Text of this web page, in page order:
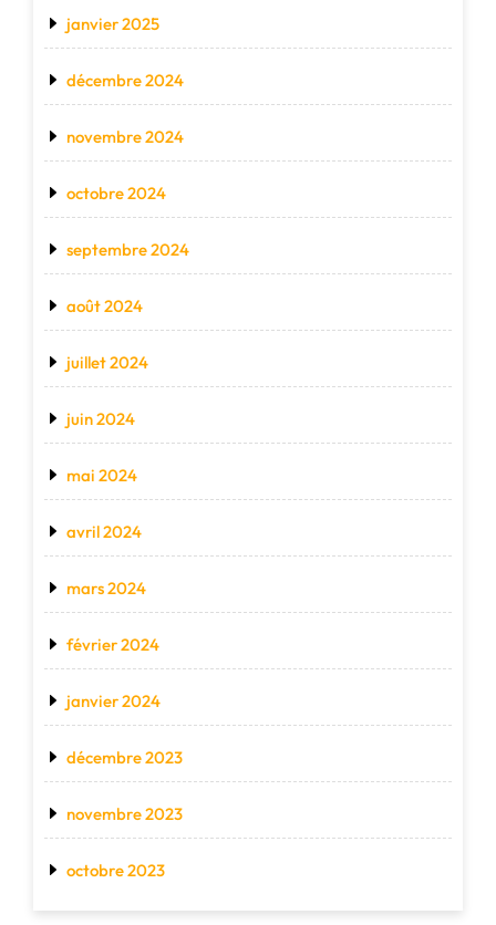
janvier 2025
décembre 2024
novembre 2024
octobre 2024
septembre 2024
août 2024
juillet 2024
juin 2024
mai 2024
avril 2024
mars 2024
février 2024
janvier 2024
décembre 2023
novembre 2023
octobre 2023